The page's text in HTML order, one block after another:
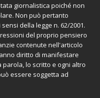
giornalistica poiché non
Non può pertanto
della legge n. 62/2001.
del proprio pensiero
contenute nell'articolo
diritto di manifestare
lo scritto e ogni altro
essere soggetta ad